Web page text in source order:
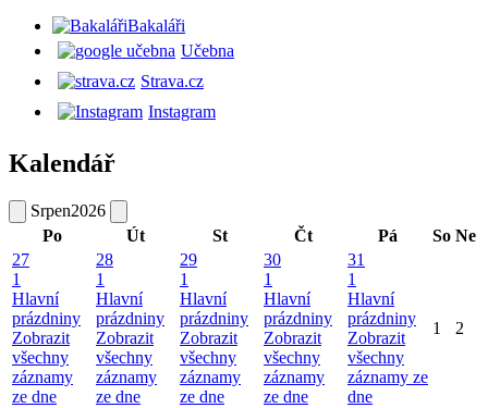
Bakaláři
Učebna
Strava.cz
Instagram
Kalendář
Srpen2026
Po
Út St Čt Pá So Ne
27
1
Hlavní
prázdniny
Zobrazit
všechny
záznamy
ze dne
28
1
Hlavní
prázdniny
Zobrazit
všechny
záznamy
ze dne
29
1
Hlavní
prázdniny
Zobrazit
všechny
záznamy
ze dne
30
1
Hlavní
prázdniny
Zobrazit
všechny
záznamy
ze dne
31
1
Hlavní
prázdniny
Zobrazit
všechny
záznamy ze
dne
1 2